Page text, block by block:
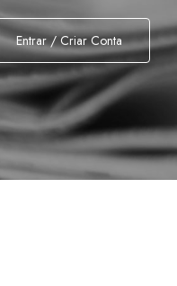
Entrar / Criar Conta